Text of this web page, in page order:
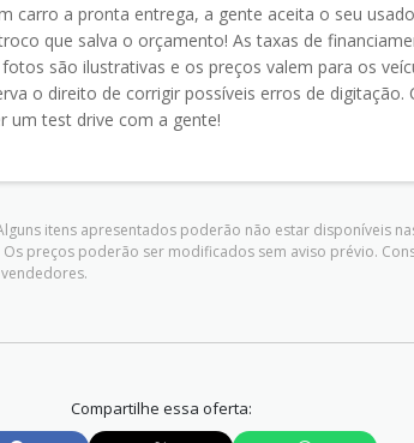
carro a pronta entrega, a gente aceita o seu
que salva o orçamento! As taxas de
são ilustrativas e os preços valem para os
o direito de corrigir possíveis erros de digitação.
um test drive com a gente!
itens apresentados poderão não estar disponíveis
Os preços poderão ser modificados sem aviso prévio.
Compartilhe essa oferta: